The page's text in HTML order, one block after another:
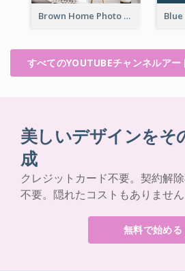
Brown Home Photo Daily Lives Sharing YouTube Channel Art
すべてのYOUTUBEチャンネルア
美しいデザインをそ
成
クレジットカード不要。契約解
不要。隠れたコストもありません
無料で始める